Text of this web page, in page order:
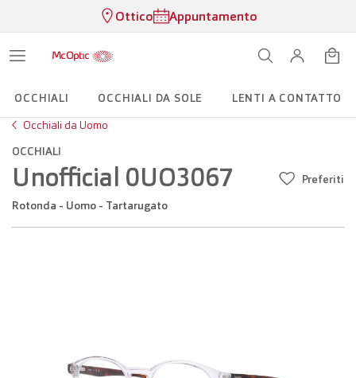
Ottico Appuntamento
OCCHIALI OCCHIALI DA SOLE
LENTI A CONTATTO
Occhiali da Uomo
OCCHIALI
Unofficial 0UO3067
Rotonda - Uomo - Tartarugato
Preferiti